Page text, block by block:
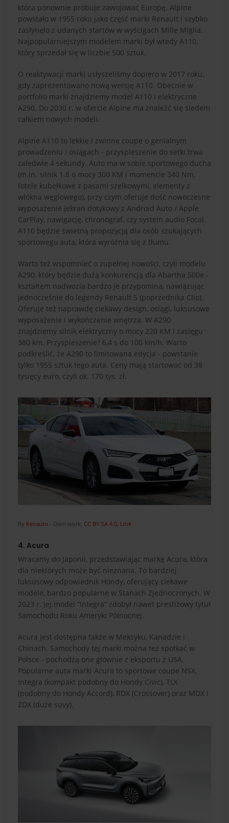
która ponownie próbuje zawojować Europę. Alpine
powstało w 1955 roku jako część marki Renault i szybko
zasłynęło z udanych startów w wyścigach Mille Miglia.
Najpopularniejszym modelem marki był wtedy A110,
który sprzedał się w liczbie 500 sztuk.
O reaktywacji marki usłyszeliśmy dopiero w 2017 roku,
gdy zaprezentowano nową wersję A110. Obecnie w
portfolio marki znajdziemy model A110 i elektryczne
A290. Do 2030 r. w ofercie Alpine ma znaleźć się siedem
całkiem nowych modeli.
Alpine A110 to lekkie i zwinne coupe o genialnym
prowadzeniu i osiągach - przyspieszenie do setki trwa
zaledwie 4 sekundy. Auto ma w sobie sportowego ducha
(m.in. silnik 1.8 o mocy 300 KM i momencie 340 Nm,
fotele kubełkowe z pasami szelkowymi, elementy z
włókna węglowego), przy czym oferuje dość nowoczesne
wyposażenie (ekran dotykowy z Android Auto / Apple
CarPlay, nawigację, chronograf, czy system audio Focal.
A110 będzie świetną propozycją dla osób szukających
sportowego auta, która wyróżnia się z tłumu.
Warto też wspomnieć o zupełnej nowości, czyli modelu
A290, który będzie dużą konkurencją dla Abartha 500e -
kształtem nadwozia bardzo je przypomina, nawiązując
jednocześnie do legendy Renault 5 (poprzednika Clio).
Oferuje też naprawdę ciekawy design, osiągi, luksusowe
wyposażenie i wykończenie wnętrza. W A290
znajdziemy silnik elektryczny o mocy 220 KM i zasięgu
380 km. Przyspieszenie? 6,4 s do 100 km/h. Warto
podkreślić, że A290 to limitowana edycja - powstanie
tylko 1955 sztuk tego auta. Ceny mają startować od 38
tysięcy euro, czyli ok. 170 tys. zł.
By Kevauto - Own work, CC BY-SA 4.0, Link
4. Acura
Wracamy do Japonii, przedstawiając markę Acura, która
dla niektórych może być nieznana. To bardziej
luksusowy odpowiednik Hondy, oferujący ciekawe
modele, bardzo popularne w Stanach Zjednoczonych. W
2023 r. jej model “Integra” zdobył nawet prestiżowy tytuł
Samochodu Roku Ameryki Północnej.
Acura jest dostępna także w Meksyku, Kanadzie i
Chinach. Samochody tej marki można też spotkać w
Polsce - pochodzą one głównie z eksportu z USA.
Popularne auta marki Acura to sportowe coupe NSX,
Integra (kompakt podobny do Hondy Civic), TLX
(podobny do Hondy Accord), RDX (Crossover) oraz MDX i
ZDX (duże suvy).